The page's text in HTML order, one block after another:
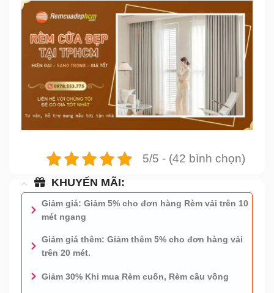
5/5 - (42 bình chọn)
KHUYẾN MÃI:
Giảm giá: Giảm 5% cho đơn hàng Rèm vải trên 10
mét ngang
Giảm giá thêm: Giảm thêm 5% cho đơn hàng vải
trên 20 mét.
Giảm 30% Khi mua Rèm cuốn, Rèm cầu vồng